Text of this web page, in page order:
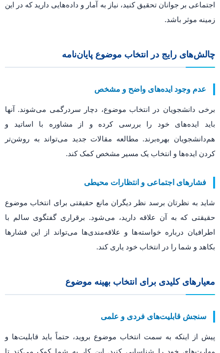
اجتماعی بر جوانان تحقیق کنید، نیاز به آمار و داده‌هایی دارید که در این
زمینه موثر باشد.
چالش‌های رایج در انتخاب موضوع پایان‌نامه
عدم وجود ایده‌های واضح و مشخص
برخی دانشجویان در انتخاب موضوع، دچار سردرگمی می‌شوند. آنها
باید ایده‌های خود را بررسی کرده و از مشاوره با اساتید و
هم‌دانشجویان بهره‌برند. مطالعه مقالات جدید می‌تواند به روشن‌تر
کردن ایده‌ها و انتخاب یک مسیر مشخص کمک کند.
فشارهای اجتماعی و انتظارات محیطی
شاید به نظرتان برسد نظر دیگران مانع حقیقتی برای انتخاب موضوع
حقیقتی که به آن علاقه دارید، می‌شود. برقراری گفتگوی سالم با
اطرافیان درباره خواسته‌ها و علاقه‌مندی‌ها می‌تواند از این فشارها
بکاهد و شما را در انتخاب خود یاری کند.
معیارهای کلیدی برای انتخاب بهینه موضوع
سنجش قابلیت‌های فردی و علمی
پیش از اینکه به سمت انتخاب موضوع بروید، حتماً باید قابلیت‌ها و
مهارت‌های خود را شناسایی کنید. این کار به شما کمک می‌کند تا